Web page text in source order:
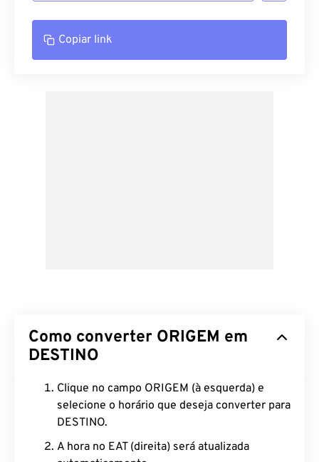
Copiar link
Como converter ORIGEM em
DESTINO
Clique no campo ORIGEM (à esquerda) e
selecione o horário que deseja converter para
DESTINO.
A hora no EAT (direita) será atualizada